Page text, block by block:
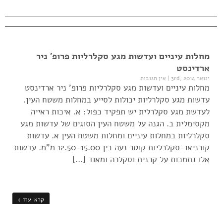
מחלות עיניים ועדשות מגע סקלרליות פרופ' ניר
ארדינסט
ינואר 3rd, 2014 | אין תגובות
מחלות עיניים ועדשות מגע סקלרליות פרופ' ניר ארדינסט
עדשות מגע סקלרליות יכולות לסייע במחלות משטח העין.
לעדשת מגע סקלרלית יש תפקיד כפול: א. איכות ראייה
מקסימלית ב. הגנה על משטח העין הסוגים של עדשות מגע
סקלרליות במחלות עיניים ומחלות משטח העין א. עדשות
קורניאו-סקלרליות קוטר נעה בין 12.50-15.00 מ"מ. עדשות
אלו נתמכות על קרנית וסקלרה ומאוד […]
קרא עוד ›